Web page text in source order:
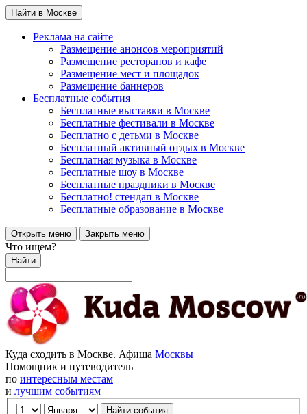
Найти в Москве
Реклама на сайте
Размещение анонсов мероприятий
Размещение ресторанов и кафе
Размещение мест и площадок
Размещение баннеров
Бесплатные события
Бесплатные выставки в Москве
Бесплатные фестивали в Москве
Бесплатно с детьми в Москве
Бесплатный активный отдых в Москве
Бесплатная музыка в Москве
Бесплатные шоу в Москве
Бесплатные праздники в Москве
Бесплатно! стендап в Москве
Бесплатные образование в Москве
Открыть меню Закрыть меню
Что ищем?
Найти
Куда сходить в Москве. Афиша Москвы
Помощник и путеводитель
по интересным местам
и лучшим событиям